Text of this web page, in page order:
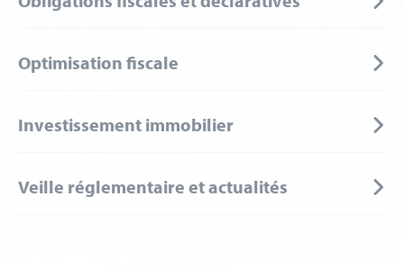
Optimisation fiscale
Investissement immobilier
Veille réglementaire et actualités